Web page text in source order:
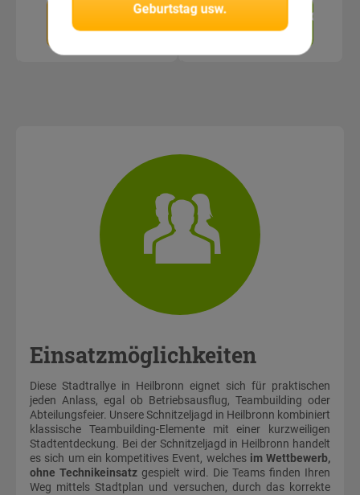
Anbieter
Unverbindlich
anfragen
Einsatzmöglichkeiten
Diese Stadtrallye in Heilbronn eignet sich für praktischen
jeden Anlass, egal ob Betriebsausflug, Teambuilding oder
Abteilungsfeier. Unsere Schnitzeljagd in Heilbronn kombiniert
klassische Teambuilding-Elemente mit einer kurzweiligen
Stadtentdeckung. Bei der Schnitzeljagd in Heilbronn handelt
es sich um ein kompetitives Event, welchesim Wettbewerb,
ohne Technikeinsatz gespielt wird. Die Teams finden Ihren
Weg mittels Stadtplan und versuchen, durch das korrekte
Geburtstag usw.